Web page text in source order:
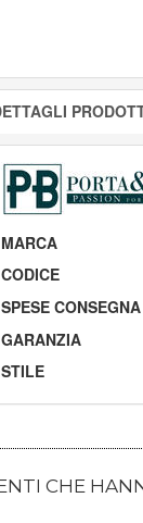
MARCA
CODICE
SPESE CONSEGNA
GARANZIA
STILE
CHE